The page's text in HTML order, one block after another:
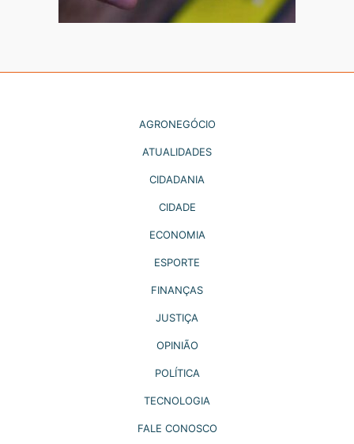
AGRONEGÓCIO
ATUALIDADES
CIDADANIA
CIDADE
ECONOMIA
ESPORTE
FINANÇAS
JUSTIÇA
OPINIÃO
POLÍTICA
TECNOLOGIA
FALE CONOSCO